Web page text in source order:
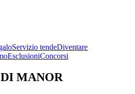
Servizio tendeDiventare
EsclusioniConcorsi
MANOR